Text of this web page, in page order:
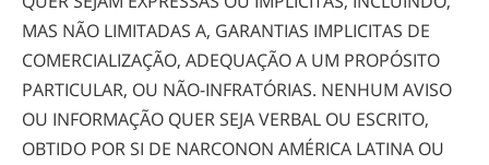
MAS NÃO LIMITADAS A, GARANTIAS IMPLICITAS DE
COMERCIALIZAÇÃO, ADEQUAÇÃO A UM PROPÓSITO
PARTICULAR, OU NÃO-INFRATÓRIAS. NENHUM AVISO
OU INFORMAÇÃO QUER SEJA VERBAL OU ESCRITO,
OBTIDO POR SI DE NARCONON AMÉRICA LATINA OU